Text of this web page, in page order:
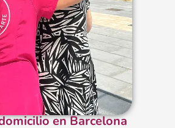
en Barcelona